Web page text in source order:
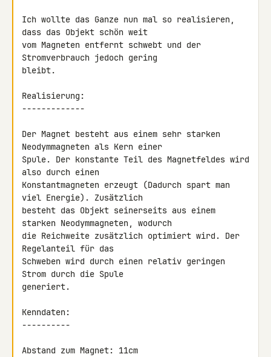
Ich wollte das Ganze nun mal so realisieren,
dass das Objekt schön weit
vom Magneten entfernt schwebt und der
Stromverbrauch jedoch gering
bleibt.
Realisierung:
-------------
Der Magnet besteht aus einem sehr starken
Neodymmagneten als Kern einer
Spule. Der konstante Teil des Magnetfeldes wird
also durch einen
Konstantmagneten erzeugt (Dadurch spart man
viel Energie). Zusätzlich
besteht das Objekt seinerseits aus einem
starken Neodymmagneten, wodurch
die Reichweite zusätzlich optimiert wird. Der
Regelanteil für das
Schweben wird durch einen relativ geringen
Strom durch die Spule
generiert.
Kenndaten:
----------
Abstand zum Magnet: 11cm